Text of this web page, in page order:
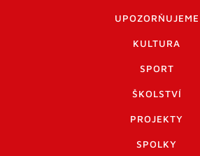
UPOZORŇUJEME
KULTURA
SPORT
ŠKOLSTVÍ
PROJEKTY
SPOLKY